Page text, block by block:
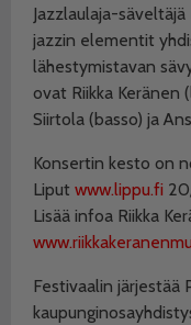
Jazzlaulaja-
jazzin elementit
lähestymistavan
ovat Riikka Keränen
Siirtola (basso) ja
Konsertin kesto on
Liput www.lippu.fi
Lisää infoa Riikka
Festivaalin järjestää